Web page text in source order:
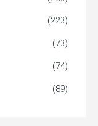
(223)
(73)
(74)
(89)